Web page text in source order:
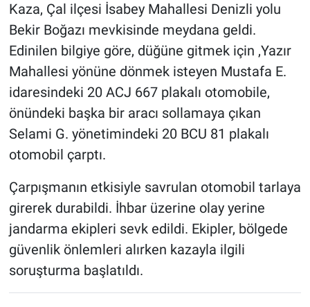
Kaza, Çal ilçesi İsabey Mahallesi Denizli yolu
Bekir Boğazı mevkisinde meydana geldi.
Edinilen bilgiye göre, düğüne gitmek için ,Yazır
Mahallesi yönüne dönmek isteyen Mustafa E.
idaresindeki 20 ACJ 667 plakalı otomobile,
önündeki başka bir aracı sollamaya çıkan
Selami G. yönetimindeki 20 BCU 81 plakalı
otomobil çarptı.
Çarpışmanın etkisiyle savrulan otomobil tarlaya
girerek durabildi. İhbar üzerine olay yerine
jandarma ekipleri sevk edildi. Ekipler, bölgede
güvenlik önlemleri alırken kazayla ilgili
soruşturma başlatıldı.